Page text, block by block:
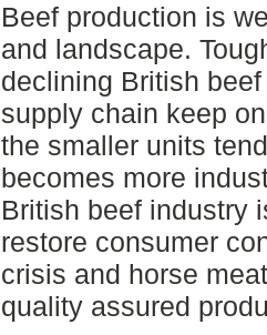
Beef production is
and landscape.
declining British
supply chain keep
the smaller units
becomes more
British beef industry
restore consumer
crisis and horse
quality assured